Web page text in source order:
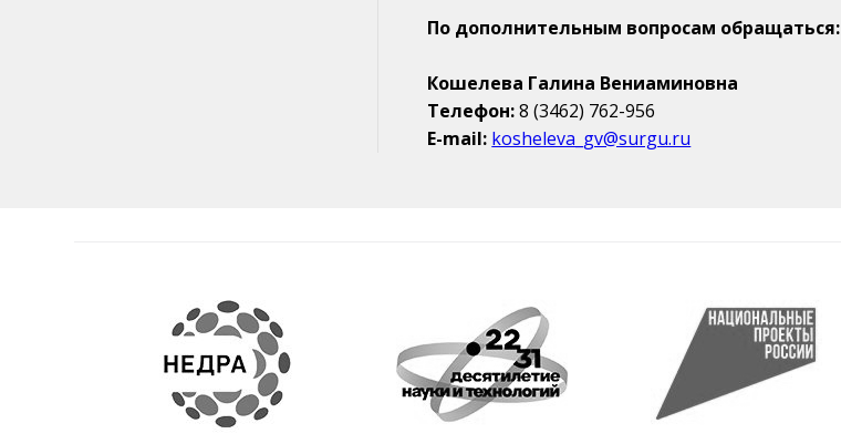
По дополнительным вопросам обращаться:
Кошелева Галина Вениаминовна
Телефон:8 (3462) 762-956
E-mail: kosheleva_gv@surgu.ru